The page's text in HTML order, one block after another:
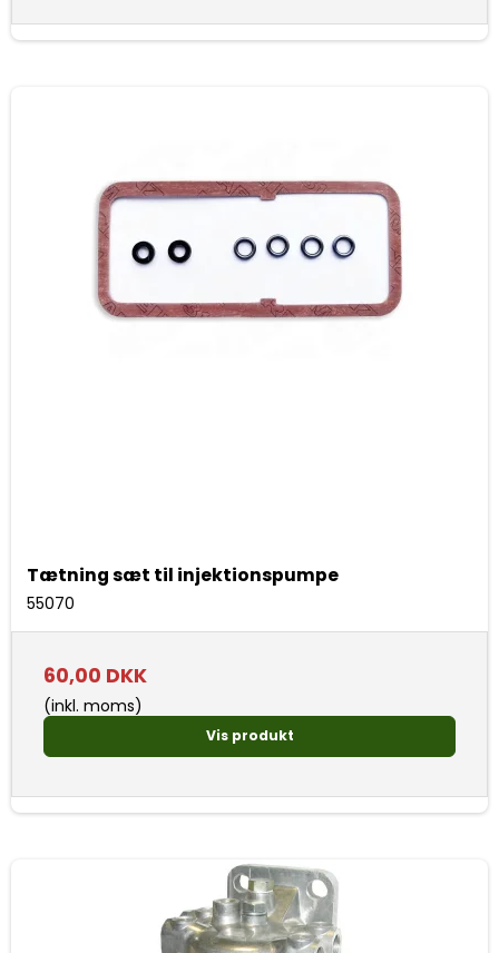
Tætning sæt til injektionspumpe
55070
60,00 DKK
(inkl. moms)
Vis produkt